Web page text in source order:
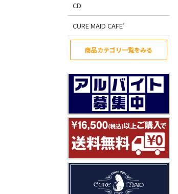
CD
CURE MAID CAFE’
商品カテゴリ一覧をみる
安和すばる バックス
井芹仁菜